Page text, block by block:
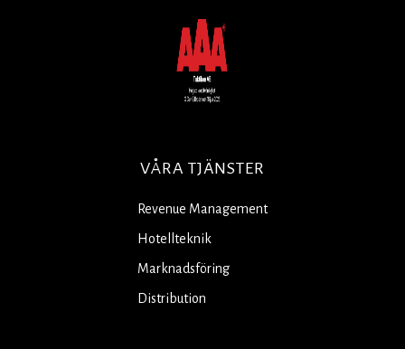
VÅRA TJÄNSTER
Revenue Management
Hotellteknik
Marknadsföring
Distribution